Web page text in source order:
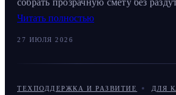
Читать полностью
27 ИЮЛЯ 2026
ТЕХПОДДЕРЖКА И РАЗВИТИЕ ДЛЯ